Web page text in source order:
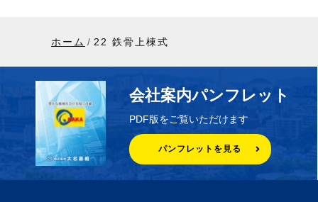
ホーム 22 鉄骨上棟式
会社案内パンフレット
PDF版をご覧いただけます
パンフレットを見る